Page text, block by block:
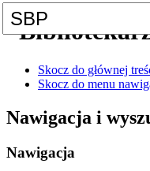
Skocz do głównej
Skocz do menu
Nawigacja i
Nawigacja